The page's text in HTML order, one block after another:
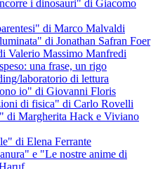
i dinosauri" di Giacomo
di Marco Malvaldi
di Jonathan Safran Foer
Valerio Massimo Manfredi
una frase, un rigo
laboratorio di lettura
io" di Giovanni Floris
di fisica" di Carlo Rovelli
di Margherita Hack e Viviano
di Elena Ferrante
e "Le nostre anime di